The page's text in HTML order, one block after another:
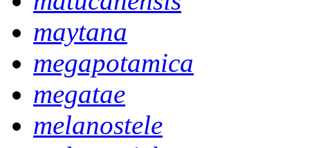
maytana
megapotamica
megatae
melanostele